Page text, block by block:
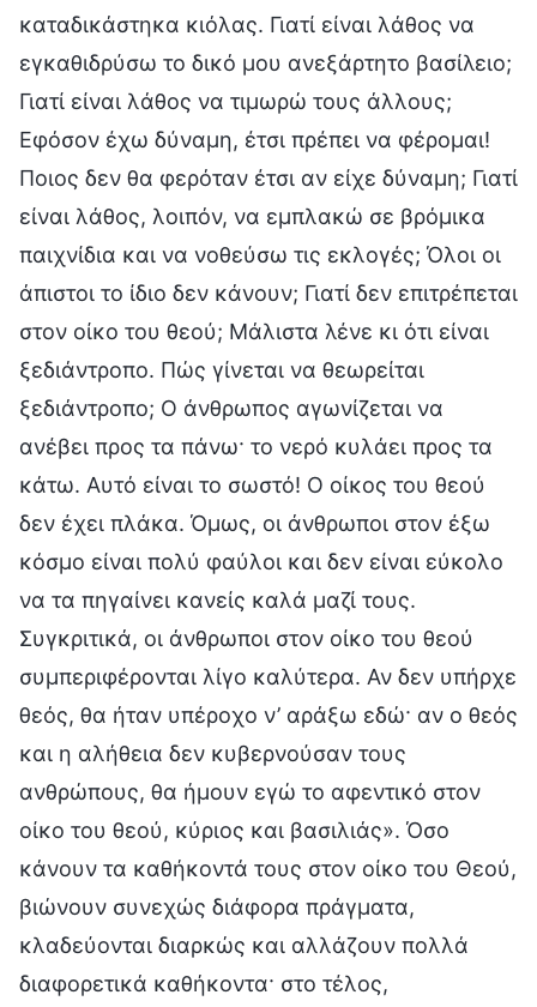
καταδικάστηκα κιόλας. Γιατί είναι λάθος να
εγκαθιδρύσω το δικό μου ανεξάρτητο βασίλειο;
Γιατί είναι λάθος να τιμωρώ τους άλλους;
Εφόσον έχω δύναμη, έτσι πρέπει να φέρομαι!
Ποιος δεν θα φερόταν έτσι αν είχε δύναμη; Γιατί
είναι λάθος, λοιπόν, να εμπλακώ σε βρόμικα
παιχνίδια και να νοθεύσω τις εκλογές; Όλοι οι
άπιστοι το ίδιο δεν κάνουν; Γιατί δεν επιτρέπεται
στον οίκο του θεού; Μάλιστα λένε κι ότι είναι
ξεδιάντροπο. Πώς γίνεται να θεωρείται
ξεδιάντροπο; Ο άνθρωπος αγωνίζεται να
ανέβει προς τα πάνω· το νερό κυλάει προς τα
κάτω. Αυτό είναι το σωστό! Ο οίκος του θεού
δεν έχει πλάκα. Όμως, οι άνθρωποι στον έξω
κόσμο είναι πολύ φαύλοι και δεν είναι εύκολο
να τα πηγαίνει κανείς καλά μαζί τους.
Συγκριτικά, οι άνθρωποι στον οίκο του θεού
συμπεριφέρονται λίγο καλύτερα. Αν δεν υπήρχε
θεός, θα ήταν υπέροχο ν’ αράξω εδώ· αν ο θεός
και η αλήθεια δεν κυβερνούσαν τους
ανθρώπους, θα ήμουν εγώ το αφεντικό στον
οίκο του θεού, κύριος και βασιλιάς». Όσο
κάνουν τα καθήκοντά τους στον οίκο του Θεού,
βιώνουν συνεχώς διάφορα πράγματα,
κλαδεύονται διαρκώς και αλλάζουν πολλά
διαφορετικά καθήκοντα· στο τέλος,